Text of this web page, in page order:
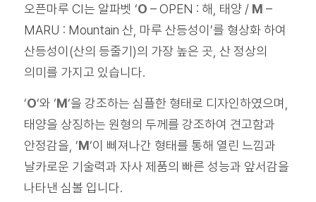
오픈마루 CI는 알파벳 ‘O – OPEN : 해, 태양 / M –
MARU : Mountain 산, 마루 산등성이’를 형상화 하여
산등성이(산의 등줄기)의 가장 높은 곳, 산 정상의
의미를 가지고 있습니다.
‘O‘와 ‘M‘을 강조하는 심플한 형태로 디자인하였으며,
태양을 상징하는 원형의 두께를 강조하여 견고함과
안정감을, ‘M‘이 삐져나간 형태를 통해 열린 느낌과
날카로운 기술력과 자사 제품의 빠른 성능과 앞서감을
나타낸 심볼 입니다.